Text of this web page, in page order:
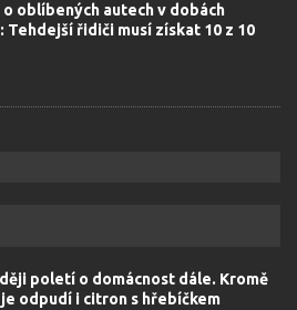
oblíbených autech v dobách
Tehdejší řidiči musí získat 10 z 10
poletí o domácnost dále. Kromě
odpudí i citron s hřebíčkem